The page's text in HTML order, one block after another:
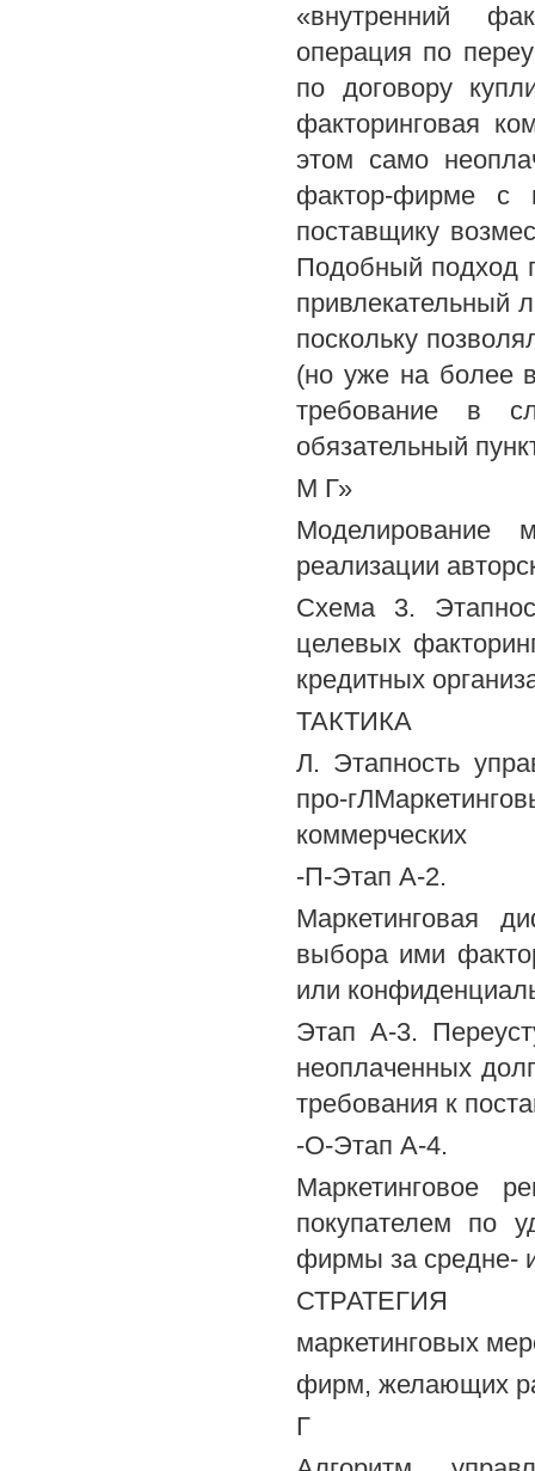
«внутренний
операция по
по договору
факторинговая
этом само
фактор-фирме с
поставщику
Подобный подход
привлекательный
поскольку
(но уже на более
требование в
обязательный
М Г»
Моделирование
реализации
Схема 3.
целевых
кредитных
ТАКТИКА
Л. Этапность
про-
коммерческих
-П-Этап А-2.
Маркетинговая
выбора ими
или
Этап А-3.
неоплаченных
требования к
-О-Этап А-4.
Маркетинговое
покупателем по
фирмы за средне-
СТРАТЕГИЯ
маркетинговых
фирм, желающих
Г